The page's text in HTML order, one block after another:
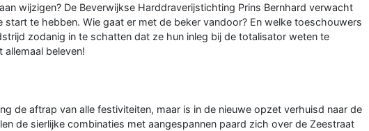
wijzigen? De Beverwijkse Harddraverijstichting Prins Bernhard verwacht
start te hebben. Wie gaat er met de beker vandoor? En welke toeschouwers
zodanig in te schatten dat ze hun inleg bij de totalisator weten te
allemaal beleven!
de aftrap van alle festiviteiten, maar is in de nieuwe opzet verhuisd naar de
de sierlijke combinaties met aangespannen paard zich over de Zeestraat